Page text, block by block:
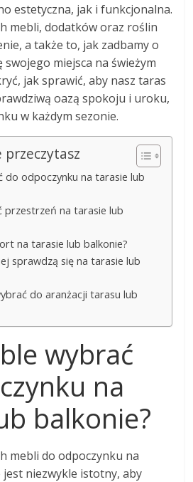
estetyczna, jak i funkcjonalna.
mebli, dodatków oraz roślin
a także to, jak zadbamy o
miejsca na świeżym
jak sprawić, aby nasz taras
oazą spokoju i uroku,
w każdym sezonie.
do odpoczynku na tarasie lub
przestrzeń na tarasie lub
na tarasie lub balkonie?
sprawdzą się na tarasie lub
do aranżacji tarasu lub
wybrać
na
balkonie?
mebli do odpoczynku na
niezwykle istotny, aby